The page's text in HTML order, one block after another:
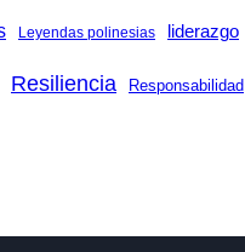
Leyendas polinesias liderazgo
Resiliencia Responsabilidad